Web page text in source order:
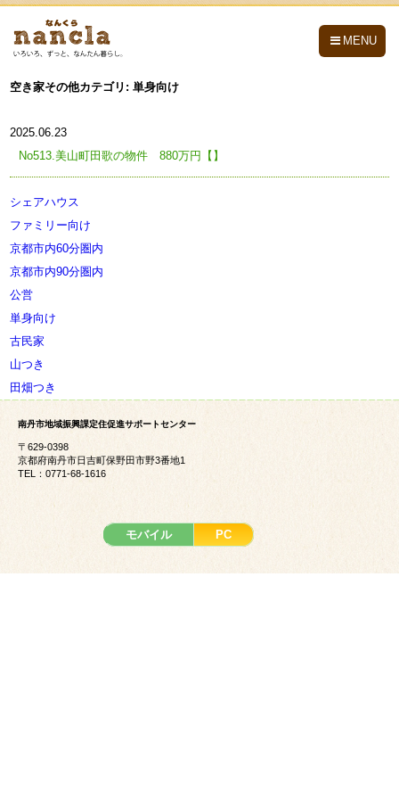
MENU
空き家その他カテゴリ:単身向け
2025.06.23
No513.美山町田歌の物件 880万円【】
シェアハウス
ファミリー向け
京都市内60分圏内
京都市内90分圏内
公営
単身向け
古民家
山つき
田畑つき
南丹市地域振興課定住促進サポートセンター
〒629-0398
京都府南丹市日吉町保野田市野3番地1
TEL：0771-68-1616
モバイル PC